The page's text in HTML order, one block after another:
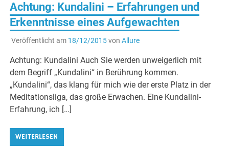
Achtung: Kundalini – Erfahrungen und
Erkenntnisse eines Aufgewachten
Veröffentlicht am 18/12/2015von Allure
Achtung: Kundalini Auch Sie werden unweigerlich mit
dem Begriff „Kundalini“ in Berührung kommen.
„Kundalini“, das klang für mich wie der erste Platz in der
Meditationsliga, das große Erwachen. Eine Kundalini-
Erfahrung, ich […]
WEITERLESEN